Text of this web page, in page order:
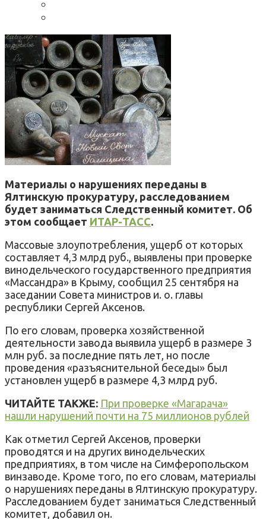
Материалы о нарушениях переданы в
Ялтинскую прокуратуру, расследованием
будет заниматься Следственный комитет. Об
этом сообщает ИТАР-ТАСС.
Массовые злоупотребления, ущерб от которых
составляет 4,3 млрд руб., выявлены при проверке
винодельческого государственного предприятия
«Массандра» в Крыму, сообщил 25 сентября на
заседании Совета министров и. о. главы
республики Сергей Аксенов.
По его словам, проверка хозяйственной
деятельности завода выявила ущерб в размере 3
млн руб. за последние пять лет, но после
проведения «разъяснительной беседы» был
установлен ущерб в размере 4,3 млрд руб.
ЧИТАЙТЕ ТАКЖЕ: При проверке «Магарача»
нашли нарушений почти на 75 миллионов рублей
Как отметил Сергей Аксенов, проверки
проводятся и на других винодельческих
предприятиях, в том числе на Симферопольском
винзаводе. Кроме того, по его словам, материалы
о нарушениях переданы в Ялтинскую прокуратуру.
Расследованием будет заниматься Следственный
комитет, добавил он.